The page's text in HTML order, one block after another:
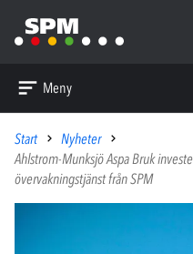
Meny
Start
Nyheter
Ahlstrom-Munksjö Aspa Bruk
övervakningstjänst från SPM